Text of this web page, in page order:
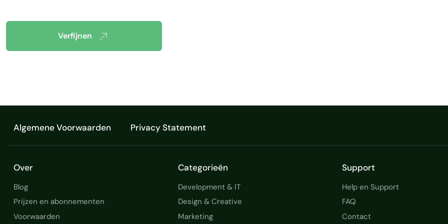
Verfijnen
Algemene Voorwaarden Privacy Statement
Over
Blog
Prijzen en abonnementen
Voorwaarden
Categorieën
Development & IT
Design & Creative
Marketing
Support
Help en Support
FAQ
Contact